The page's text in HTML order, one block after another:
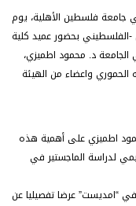
جامعة فلسطين الأهلية، يوم
-الفلسطيني بحضور عميد كلية
الجامعة د. محمود اطميزي،
واعضاء من الهيئة
اطميزي على أهمية هذه
لدراسة الماجستير في
“امديست” عرضا تفصيليا عن